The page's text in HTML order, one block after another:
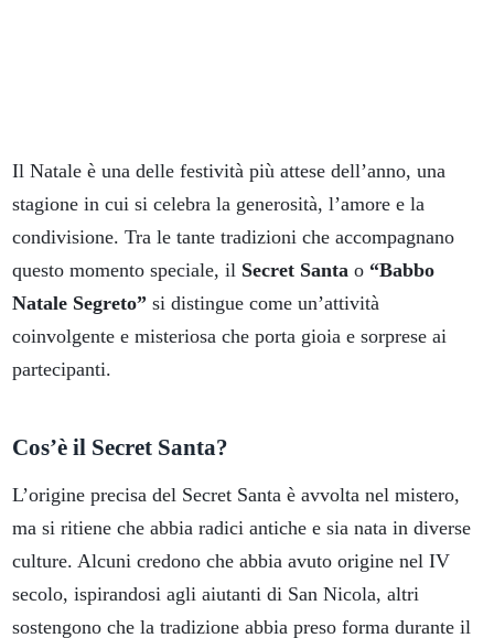
Il Natale è una delle festività più attese dell’anno, una
stagione in cui si celebra la generosità, l’amore e la
condivisione. Tra le tante tradizioni che accompagnano
questo momento speciale, il Secret Santa o “Babbo
Natale Segreto” si distingue come un’attività
coinvolgente e misteriosa che porta gioia e sorprese ai
partecipanti.
Cos’è il Secret Santa?
L’origine precisa del Secret Santa è avvolta nel mistero,
ma si ritiene che abbia radici antiche e sia nata in diverse
culture. Alcuni credono che abbia avuto origine nel IV
secolo, ispirandosi agli aiutanti di San Nicola, altri
sostengono che la tradizione abbia preso forma durante il